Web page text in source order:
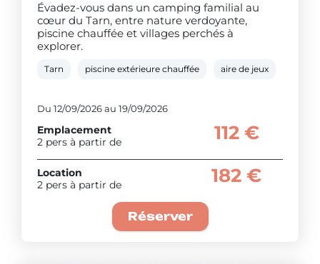
Évadez-vous dans un camping familial au
cœur du Tarn, entre nature verdoyante,
piscine chauffée et villages perchés à
explorer.
Tarn piscine extérieure chauffée aire de jeux
Du 12/09/2026 au 19/09/2026
Emplacement
2 pers à partir de
112 €
Location
2 pers à partir de
182 €
Réserver